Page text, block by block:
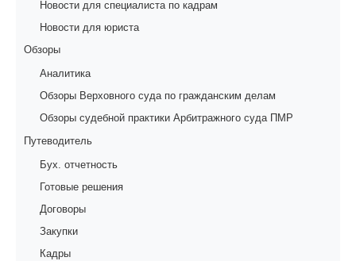
Новости для специалиста по кадрам
Новости для юриста
Обзоры
Аналитика
Обзоры Верховного суда по гражданским делам
Обзоры судебной практики Арбитражного суда ПМР
Путеводитель
Бух. отчетность
Готовые решения
Договоры
Закупки
Кадры